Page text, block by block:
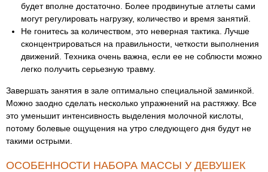
будет вполне достаточно. Более продвинутые атлеты сами
могут регулировать нагрузку, количество и время занятий.
Не гонитесь за количеством, это неверная тактика. Лучше
сконцентрироваться на правильности, четкости выполнения
движений. Техника очень важна, если ее не соблюсти можно
легко получить серьезную травму.
Завершать занятия в зале оптимально специальной заминкой.
Можно заодно сделать несколько упражнений на растяжку. Все
это уменьшит интенсивность выделения молочной кислоты,
потому болевые ощущения на утро следующего дня будут не
такими острыми.
ОСОБЕННОСТИ НАБОРА МАССЫ У ДЕВУШЕК